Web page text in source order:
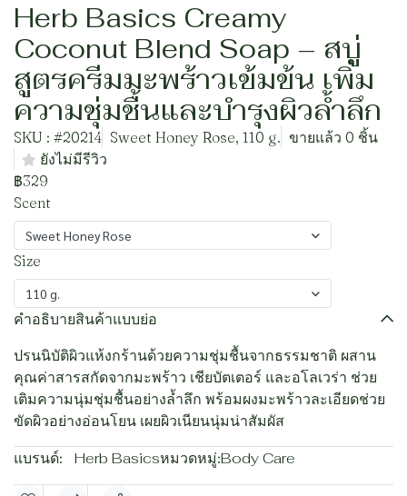
Herb Basics Creamy
Coconut Blend Soap – สบู่
สูตรครีมมะพร้าวเข้มข้น เพิ่ม
ความชุ่มชื้นและบำรุงผิวล้ำลึก
SKU : #20214 Sweet Honey Rose, 110 g. ขายแล้ว 0 ชิ้น
ยังไม่มีรีวิว
฿329
Scent
Sweet Honey Rose
Size
110 g.
คำอธิบายสินค้าแบบย่อ
ปรนนิบัติผิวแห้งกร้านด้วยความชุ่มชื้นจากธรรมชาติ ผสาน
คุณค่าสารสกัดจากมะพร้าว เชียบัตเตอร์ และอโลเวร่า ช่วย
เติมความนุ่มชุ่มชื้นอย่างล้ำลึก พร้อมผงมะพร้าวละเอียดช่วย
ขัดผิวอย่างอ่อนโยน เผยผิวเนียนนุ่มน่าสัมผัส
แบรนด์: Herb Basicsหมวดหมู่:Body Care